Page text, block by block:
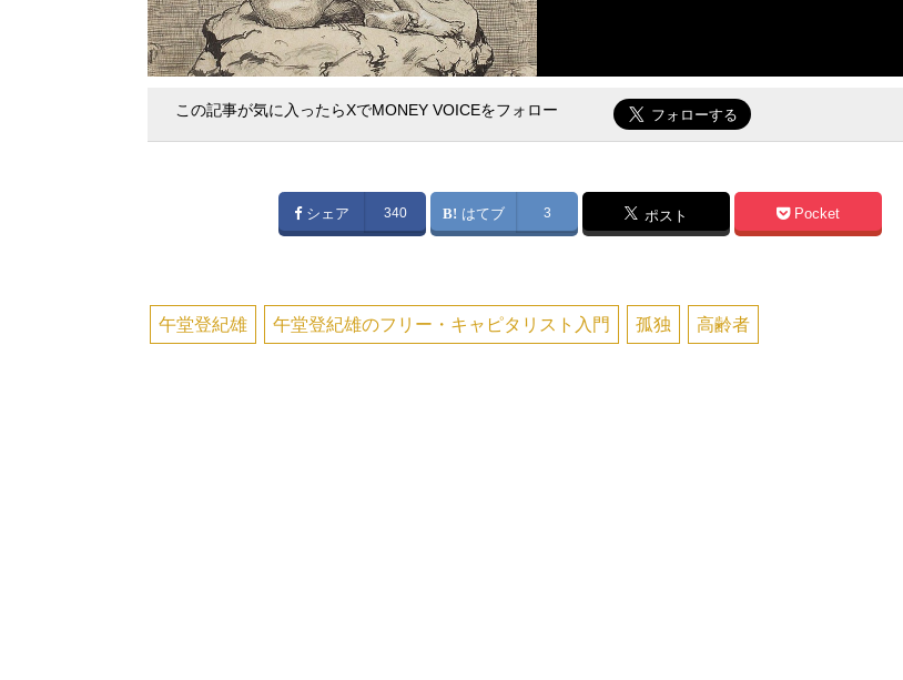
この記事が気に入ったらXでMONEY VOICEをフォロー
シェア 340 はてブ 3 ポスト Pocket
午堂登紀雄 午堂登紀雄のフリー・キャピタリスト入門 孤独 高齢者